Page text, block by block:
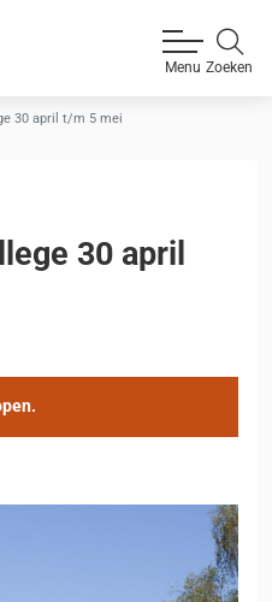
Menu Zoeken
30 april t/m 5 mei
30 april